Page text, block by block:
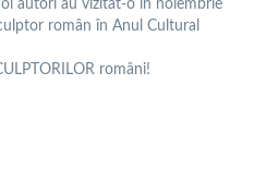
autori au vizitat-o în noiembrie
român în Anul Cultural
români!